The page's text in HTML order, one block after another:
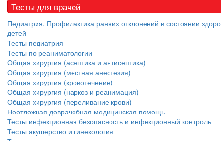
Тесты для врачей
Педиатрия. Профилактика ранних отклонений в состоянии
детей
Тесты педиатрия
Тесты по реаниматологии
Общая хирургия (асептика и антисептика)
Общая хирургия (местная анестезия)
Общая хирургия (кровотечение)
Общая хирургия (наркоз и реанимация)
Общая хирургия (переливание крови)
Неотложная доврачебная медицинская помощь
Тесты инфекционная безопасность и инфекционный контроль
Тесты акушерство и гинекология